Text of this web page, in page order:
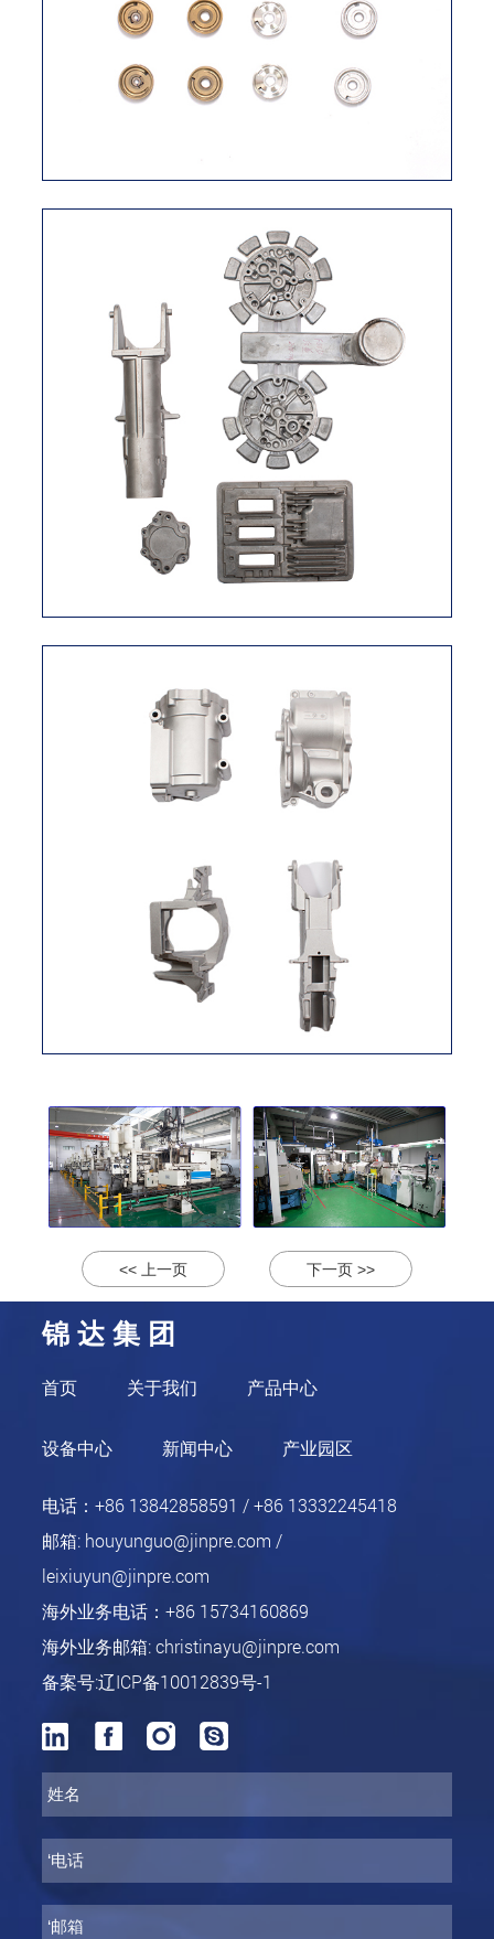
<< 上一页 下一页 >>
锦 达 集 团
首页 关于我们 产品中心
设备中心 新闻中心 产业园区
电话：+86 13842858591 / +86 13332245418
邮箱: houyunguo@jinpre.com /
leixiuyun@jinpre.com
海外业务电话：+86 15734160869
海外业务邮箱:christinayu@jinpre.com
备案号:辽ICP备10012839号-1